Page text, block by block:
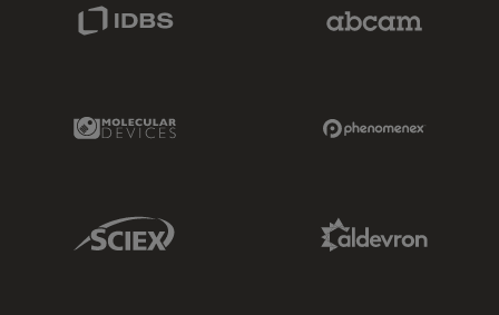
Molecular Devices Link
Sciex Link